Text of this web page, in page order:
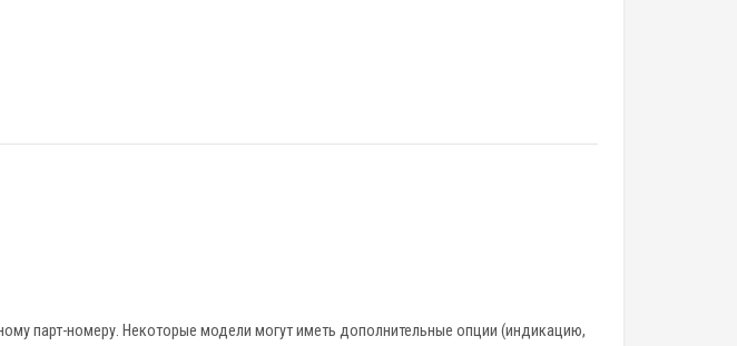
парт-номеру. Некоторые модели могут иметь дополнительные опции (индикацию,